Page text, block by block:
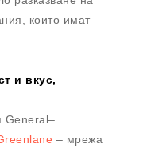
които имат
и вкус,
General–
– мрежа